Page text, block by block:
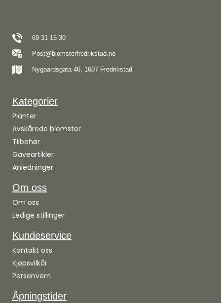
69 31 15 30
Post@blomsterfredrikstad.no
Nygaardsgata 46, 1607 Fredrikstad
Kategorier
Planter
Avskårede blomster
Tilbehør
Gaveartikler
Anledninger
Om oss
Om oss
Ledige stillinger
Kundeservice
Kontakt oss
Kjøpsvilkår
Personvern
Åpningstider